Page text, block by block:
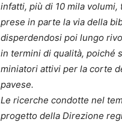
infatti, più di 10 mila
prese in parte la via della
disperdendosi poi lungo
in termini di qualità, poiché
miniatori attivi per la corte
pavese.
Le ricerche condotte nel
progetto della Direzione